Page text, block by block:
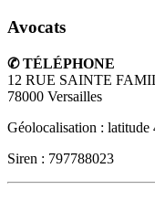
Avocats
✆ TÉLÉPHONE
12 RUE SAINTE
78000 Versailles
Géolocalisation :
Siren : 797788023